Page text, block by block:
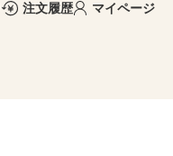
注文履歴 マイページ